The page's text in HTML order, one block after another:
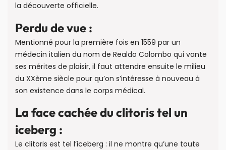
la découverte officielle.
Perdu de vue :
Mentionné pour la première fois en 1559 par un
médecin italien du nom de Realdo Colombo qui vante
ses mérites de plaisir, il faut attendre ensuite le milieu
du XXème siècle pour qu’on s’intéresse à nouveau à
son existence dans le corps médical.
La face cachée du clitoris tel un
iceberg :
Le clitoris est tel l’iceberg : il ne montre qu’une toute